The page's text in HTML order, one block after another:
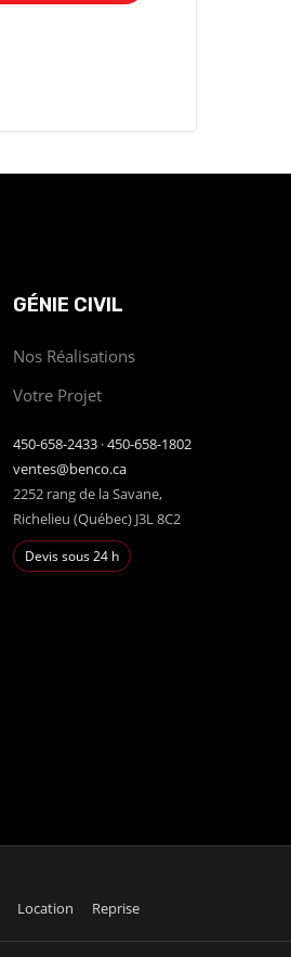
GÉNIE CIVIL
Nos Réalisations
Votre Projet
450-658-2433 ·450-658-1802
ventes@benco.ca
2252 rang de la Savane,
Richelieu (Québec) J3L 8C2
Devis sous 24 h
Location Reprise